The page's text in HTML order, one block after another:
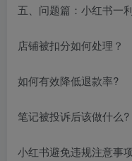
五、问题篇：小红书一
店铺被扣分如何处理？
如何有效降低退款率?
笔记被投诉后该做什么?
小红书避免违规注意事